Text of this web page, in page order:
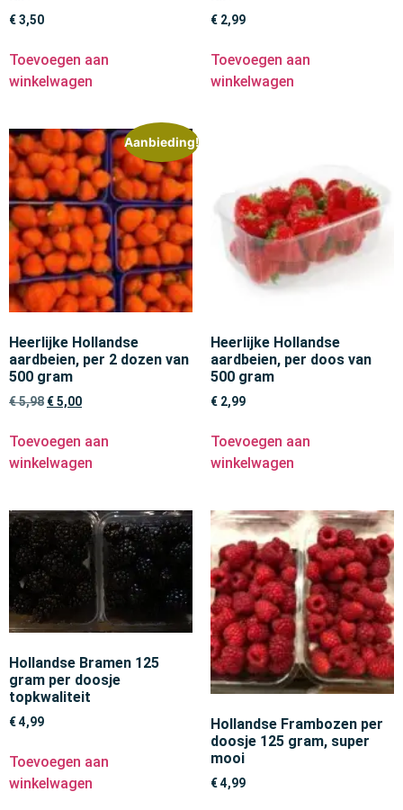
€3,50
Toevoegen aan
winkelwagen
€ 2,99
Toevoegen aan
winkelwagen
Aanbieding!
Heerlijke Hollandse
aardbeien, per 2 dozen van
500 gram
€5,98 €5,00
Toevoegen aan
winkelwagen
Heerlijke Hollandse
aardbeien, per doos van
500 gram
€ 2,99
Toevoegen aan
winkelwagen
Hollandse Bramen 125
gram per doosje
topkwaliteit
€4,99
Toevoegen aan
winkelwagen
Hollandse Frambozen per
doosje 125 gram, super
mooi
€4,99